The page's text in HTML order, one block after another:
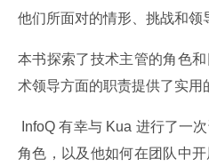
他们所面对的情形、挑战和领
本书探索了技术主管的角色
术领导方面的职责提供了实用
角色，以及他如何在团队中